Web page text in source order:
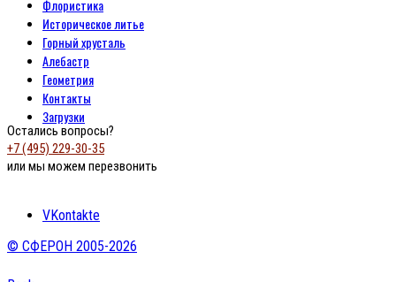
Флористика
Историческое литье
Горный хрусталь
Алебастр
Геометрия
Контакты
Загрузки
Остались вопросы?
+7 (495) 229-30-35
или мы можем перезвонить
VKontakte
© СФЕРОН 2005-2026